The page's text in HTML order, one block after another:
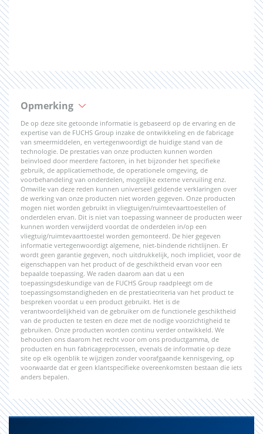
Opmerking
De op deze site getoonde informatie is gebaseerd op de ervaring en de
expertise van de FUCHS Group inzake de ontwikkeling en de fabricage
van smeermiddelen, en vertegenwoordigt de huidige stand van de
technologie. De prestaties van onze producten kunnen worden
beïnvloed door meerdere factoren, in het bijzonder het specifieke
gebruik, de applicatiemethode, de operationele omgeving, de
voorbehandeling van onderdelen, mogelijke externe vervuiling enz.
Omwille van deze reden kunnen universeel geldende verklaringen over
de werking van onze producten niet worden gegeven. Onze producten
mogen niet worden gebruikt in vliegtuigen/ruimtevaarttoestellen of
onderdelen ervan. Dit is niet van toepassing wanneer de producten weer
kunnen worden verwijderd voordat de onderdelen in/op een
vliegtuig/ruimtevaarttoestel worden gemonteerd. De hier gegeven
informatie vertegenwoordigt algemene, niet-bindende richtlijnen. Er
wordt geen garantie gegeven, noch uitdrukkelijk, noch impliciet, voor de
eigenschappen van het product of de geschiktheid ervan voor een
bepaalde toepassing. We raden daarom aan dat u een
toepassingsdeskundige van de FUCHS Group raadpleegt om de
toepassingsomstandigheden en de prestatiecriteria van het product te
bespreken voordat u een product gebruikt. Het is de
verantwoordelijkheid van de gebruiker om de functionele geschiktheid
van de producten te testen en deze met de nodige voorzichtigheid te
gebruiken. Onze producten worden continu verder ontwikkeld. We
behouden ons daarom het recht voor om ons productgamma, de
producten en hun fabricageprocessen, evenals de informatie op deze
site op elk ogenblik te wijzigen zonder voorafgaande kennisgeving, op
voorwaarde dat er geen klantspecifieke overeenkomsten bestaan die iets
anders bepalen.